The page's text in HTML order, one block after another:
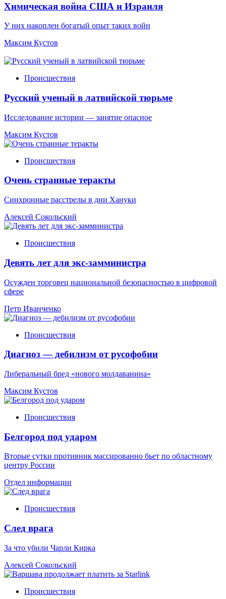
Химическая война США и Израиля
У них накоплен богатый опыт таких войн
Максим Кустов
Происшествия
Русский ученый в латвийской тюрьме
Исследование истории — занятие опасное
Максим Кустов
Происшествия
Очень странные теракты
Синхронные расстрелы в дни Хануки
Алексей Сокольский
Происшествия
Девять лет для экс-замминистра
Осужден торговец национальной безопасностью в цифровой
сфере
Петр Иванченко
Происшествия
Диагноз — дебилизм от русофобии
Либеральный бред «нового молдаванина»
Максим Кустов
Происшествия
Белгород под ударом
Вторые сутки противник массированно бьет по областному
центру России
Отдел информации
Происшествия
След врага
За что убили Чарли Кирка
Алексей Сокольский
Происшествия